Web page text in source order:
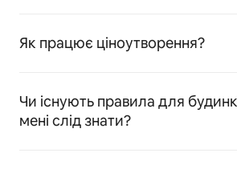
Як працює ціноутворення?
Чи існують правила для
мені слід знати?